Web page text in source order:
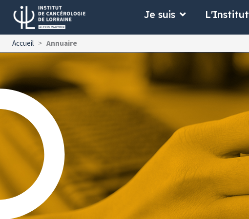
contenu
Je suis Ouvrir Je suis
L'Institut
Accueil > Annuaire